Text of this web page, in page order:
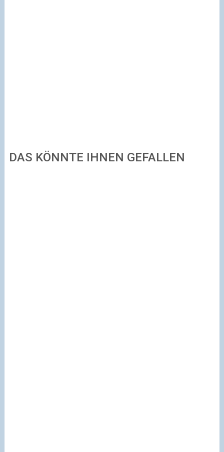
DAS KÖNNTE IHNEN GEFALLEN